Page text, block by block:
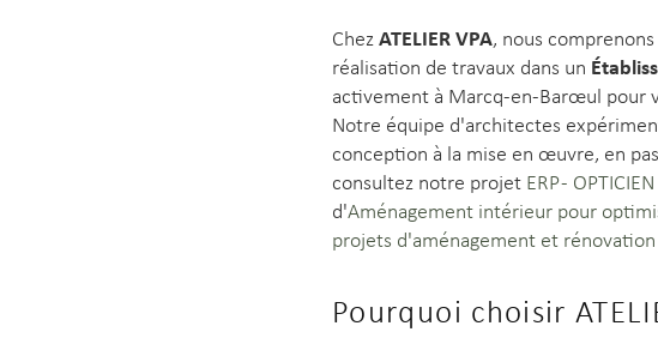
ChezATELIER VPA, nous
réalisation de travaux dans un
activement à Marcq-en-Barœul pour
Notre équipe d'architectes
conception à la mise en œuvre, en
consultez notre projet ERP -
d'Aménagement intérieur pour
projets d'aménagement et
Pourquoi choisir